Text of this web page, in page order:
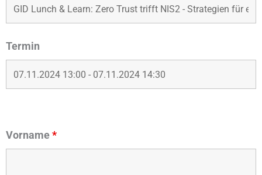
Termin
Vorname*